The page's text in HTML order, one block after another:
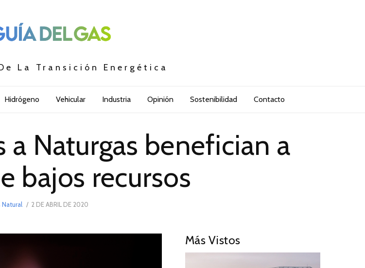
La Transición Energética
Hidrógeno Vehicular Industria Opinión Sostenibilidad Contacto
a Naturgas benefician a
bajos recursos
Natural
POSTED
2 DE ABRIL DE 2020
Más Vistos